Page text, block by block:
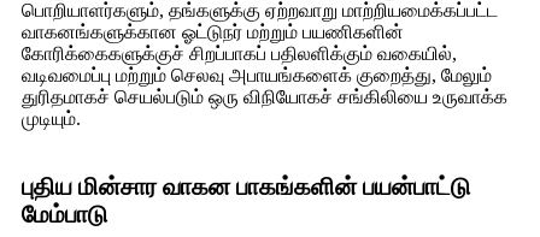
பொறியாளர்களும், தங்களுக்கு ஏற்றவாறு மாற்றியமைக்கப்பட்ட
வாகனங்களுக்கான ஓட்டுநர் மற்றும் பயணிகளின்
கோரிக்கைகளுக்குச் சிறப்பாகப் பதிலளிக்கும் வகையில்,
வடிவமைப்பு மற்றும் செலவு அபாயங்களைக் குறைத்து, மேலும்
துரிதமாகச் செயல்படும் ஒரு விநியோகச் சங்கிலியை உருவாக்க
முடியும்.
புதிய மின்சார வாகன பாகங்களின் பயன்பாட்டு
மேம்பாடு